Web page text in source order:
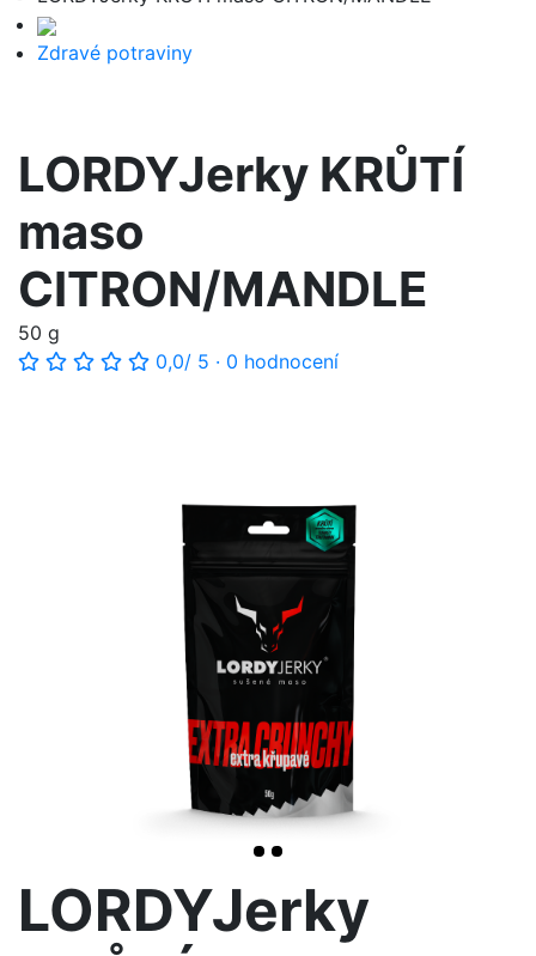
Zdravé potraviny
LORDYJerky KRŮTÍ
maso
CITRON/MANDLE
50 g
0,0/ 5 · 0 hodnocení
LORDYJerky